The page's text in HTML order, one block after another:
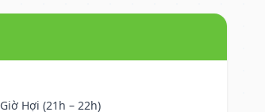
Giờ Hợi (21h – 22h)